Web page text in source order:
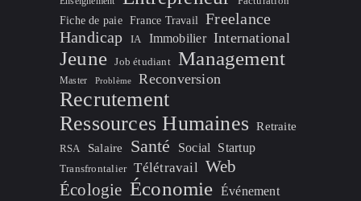
Fiche de paie France Travail Freelance
Handicap
IA Immobilier International
Jeune Job étudiant Management
Master Problème Reconversion
Recrutement
Ressources Humaines Retraite
RSA Salaire Santé Social Startup
Transfrontalier Télétravail Web
Écologie Économie Événement